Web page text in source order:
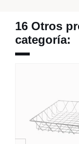
16 Otros
categoría: